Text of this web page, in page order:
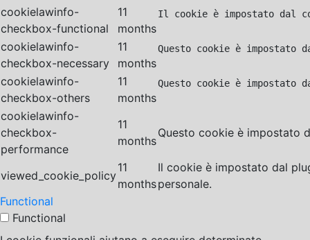
cookielawinfo-
checkbox-functional
11
months
Il cookie è impostato dal
cookielawinfo-
checkbox-necessary
11
months
Questo cookie è impostato
cookielawinfo-
checkbox-others
11
months
Questo cookie è
cookielawinfo-
checkbox-
performance
11
months
Questo cookie è impostato
viewed_cookie_policy
11
months
Il cookie è impostato dal
personale.
Functional
Functional